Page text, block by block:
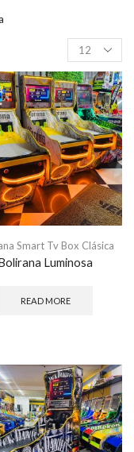
Smart Tv Box Clásica
Luminosa
READ MORE